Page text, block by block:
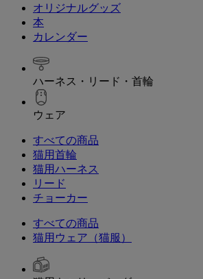
オリジナルグッズ
本
カレンダー
ハーネス・リード・首輪
ウェア
すべての商品
猫用首輪
猫用ハーネス
リード
チョーカー
すべての商品
猫用ウェア（猫服）